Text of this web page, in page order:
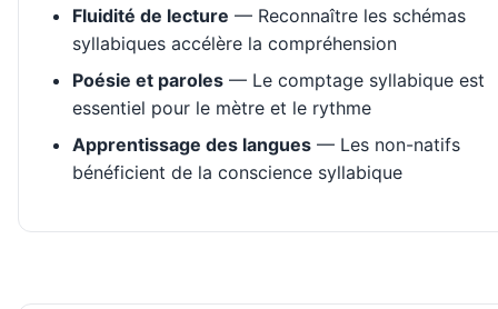
Fluidité de lecture — Reconnaître les schémas
syllabiques accélère la compréhension
Poésie et paroles — Le comptage syllabique est
essentiel pour le mètre et le rythme
Apprentissage des langues — Les non-natifs
bénéficient de la conscience syllabique